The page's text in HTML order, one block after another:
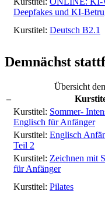
Deepfakes und KI-
Kurstitel: Deutsch B2.1
Demnächst
Übersicht
–
Kurstitel: Sommer-
Englisch für Anfänger
Kurstitel: Englisch
Teil 2
Kurstitel: Zeichnen mit
für Anfänger
Kurstitel: Pilates